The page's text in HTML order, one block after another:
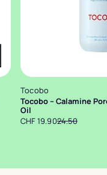
Warenkorb
Tocobo
Tocobo – Calamine
Oil
CHF 19.9024.50